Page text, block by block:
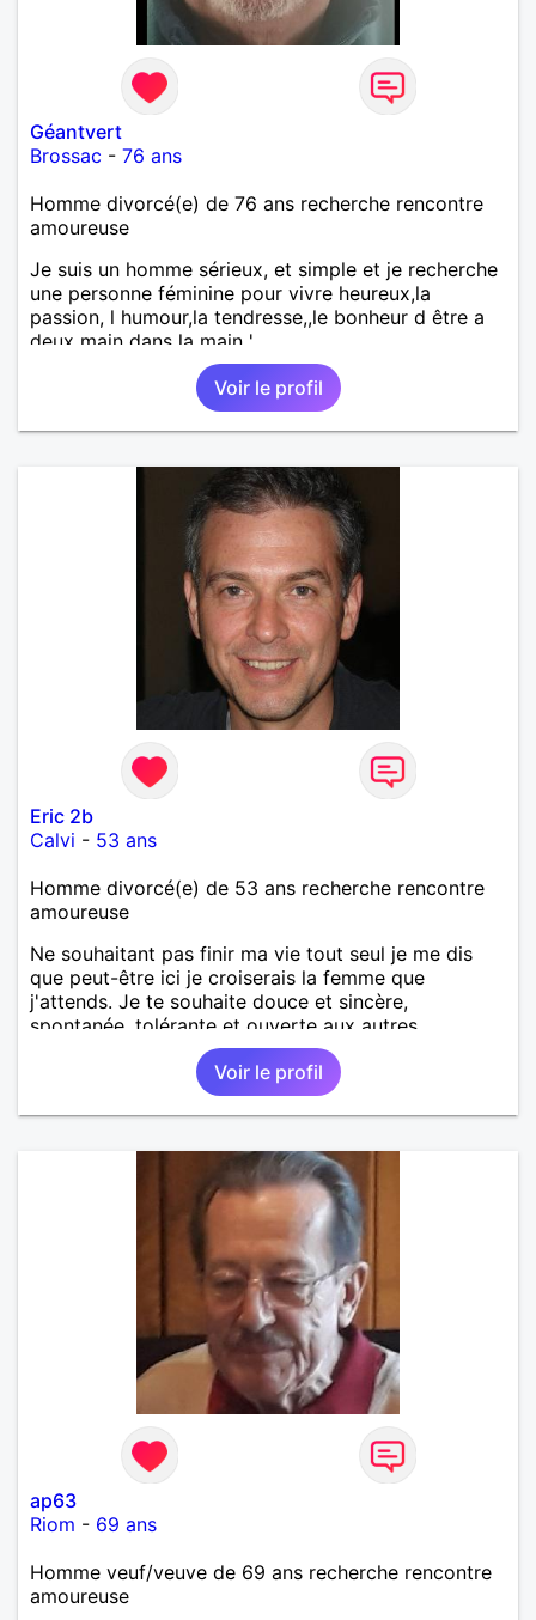
Géantvert
Brossac - 76 ans
Homme divorcé(e) de 76 ans recherche rencontre
amoureuse
Je suis un homme sérieux, et simple et je recherche
une personne féminine pour vivre heureux,la
passion, l humour,la tendresse,,le bonheur d être a
deux main dans la main '
Voir le profil
Eric 2b
Calvi - 53 ans
Homme divorcé(e) de 53 ans recherche rencontre
amoureuse
Ne souhaitant pas finir ma vie tout seul je me dis
que peut-être ici je croiserais la femme que
j'attends. Je te souhaite douce et sincère,
spontanée, tolérante et ouverte aux autres.
Voir le profil
ap63
Riom - 69 ans
Homme veuf/veuve de 69 ans recherche rencontre
amoureuse